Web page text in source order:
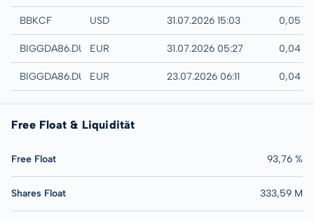
UTC
BBKCF USD 31.07.2026 15:03 0,05
Quotrix
BIGGDA86.DUSDEUR 31.07.2026 05:27 0,04
Düsseldorf
BIGGDA86.DUSBEUR 23.07.2026 06:11 0,04
Free Float & Liquidität
Free Float 93,76 %
Shares Float 333,59 M